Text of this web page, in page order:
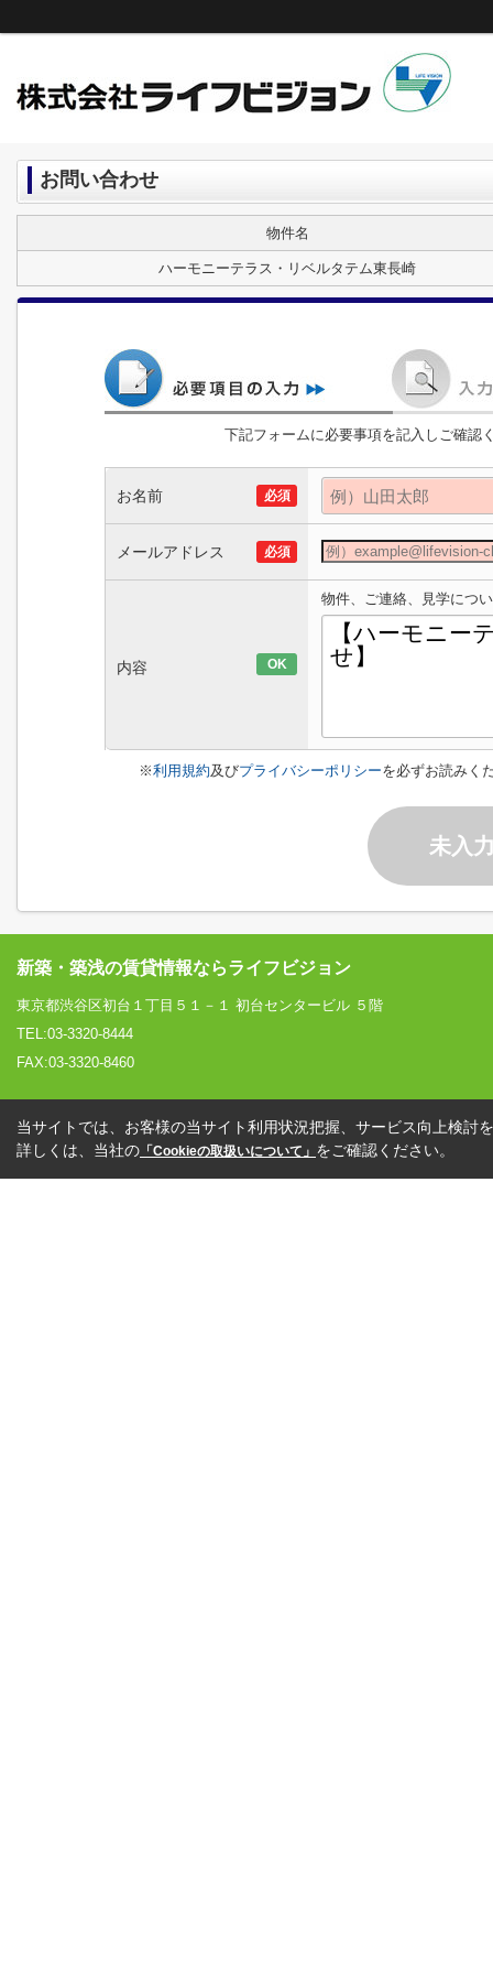
お問い合わせ
物件名
ハーモニーテラス・リベルタテム東長崎
下記フォームに必要事項を記入しご確認
お名前 必須
メールアドレス 必須
内容 OK
物件、ご連絡、見学につ
※利用規約及びプライバシーポリシーを必ずお読みく
未入
新築・築浅の賃貸情報ならライフビジョン
東京都渋谷区初台１丁目５１－１ 初台センタービル ５階
TEL:03-3320-8444
FAX:03-3320-8460
当サイトでは、お客様の当サイト利用状況把握、サービス向上検討
詳しくは、当社の 「Cookieの取扱いについて」 をご確認ください。